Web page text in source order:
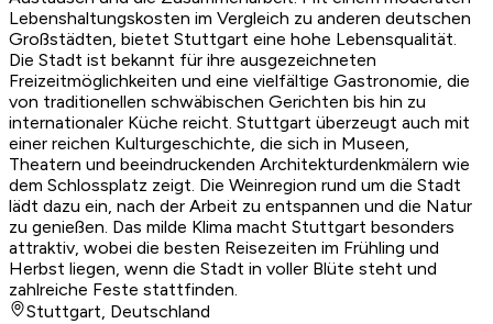
Lebenshaltungskosten im Vergleich zu anderen deutschen
Großstädten, bietet Stuttgart eine hohe Lebensqualität.
Die Stadt ist bekannt für ihre ausgezeichneten
Freizeitmöglichkeiten und eine vielfältige Gastronomie, die
von traditionellen schwäbischen Gerichten bis hin zu
internationaler Küche reicht. Stuttgart überzeugt auch mit
einer reichen Kulturgeschichte, die sich in Museen,
Theatern und beeindruckenden Architekturdenkmälern wie
dem Schlossplatz zeigt. Die Weinregion rund um die Stadt
lädt dazu ein, nach der Arbeit zu entspannen und die Natur
zu genießen. Das milde Klima macht Stuttgart besonders
attraktiv, wobei die besten Reisezeiten im Frühling und
Herbst liegen, wenn die Stadt in voller Blüte steht und
zahlreiche Feste stattfinden.
Stuttgart, Deutschland